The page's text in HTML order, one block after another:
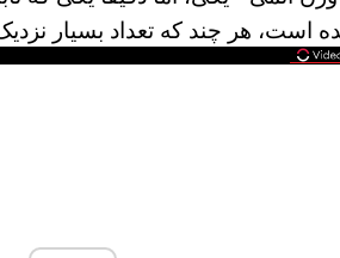
است، هر چند که تعداد بسیار